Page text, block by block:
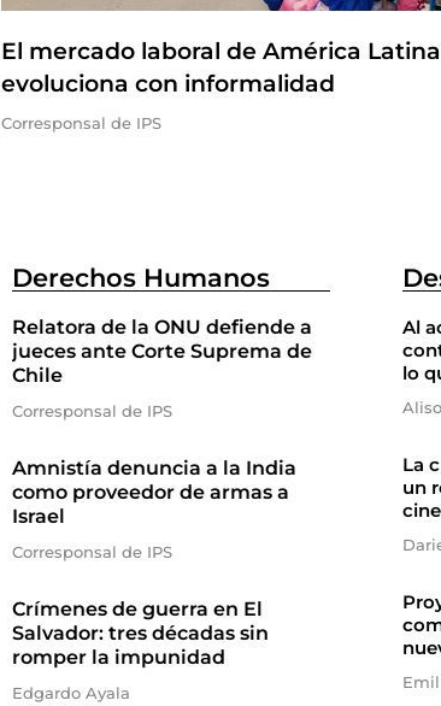
El mercado laboral de América Latina
evoluciona con informalidad
Corresponsal de IPS
Derechos Humanos
Relatora de la ONU defiende a
jueces ante Corte Suprema de
Chile
Corresponsal de IPS
Amnistía denuncia a la India
como proveedor de armas a
Israel
Corresponsal de IPS
Crímenes de guerra en El
Salvador: tres décadas sin
romper la impunidad
Edgardo Ayala
Al
lo
La
un
cine